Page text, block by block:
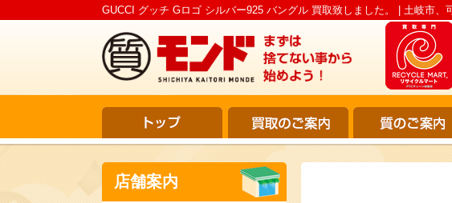
GUCCI グッチ Gロゴ シルバー925 バングル 買取致しました。 | 土岐市、
店舗案内